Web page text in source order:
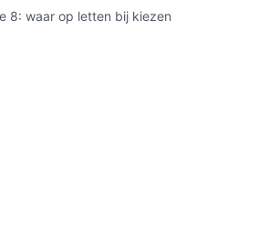
8: waar op letten bij kiezen